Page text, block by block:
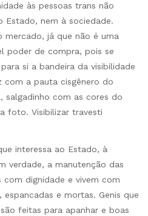
às pessoas trans não
Estado, nem à sociedade.
já que não é uma
poder de compra, pois se
si a bandeira da visibilidade
com a pauta cisgênero do
salgadinho com as cores do
foto. Visibilizar travesti
interessa ao Estado, à
verdade, a manutenção das
com dignidade e vivem com
e mortas. Genis que
feitas para apanhar e boas